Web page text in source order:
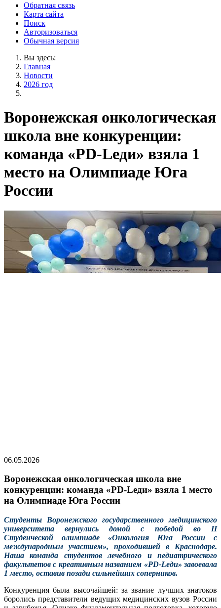
Обратная связь
Карта сайта
Поиск
Авторизоваться
Обычная версия
Вы здесь:
Главная
Новости
2026 год
Воронежская онкологическая
школа вне конкуренции:
команда «PD-Lеди» взяла 1
место на Олимпиаде Юга
России
06.05.2026
Воронежская онкологическая школа вне
конкуренции: команда «PD-Lеди» взяла 1 место
на Олимпиаде Юга России
Студенты Воронежского государственного медицинского
университета вернулись домой с победой во II
Студенческой олимпиаде «Онкология Юга России с
международным участием», проходившей в Краснодаре.
Наша команда студентов лечебного и педиатрического
факультетов с креативным названием «PD-Lеди» завоевала
1 место, оставив позади сильнейших соперников.
Конкуренция была высочайшей: за звание лучших знатоков
боролись представители ведущих медицинских вузов России